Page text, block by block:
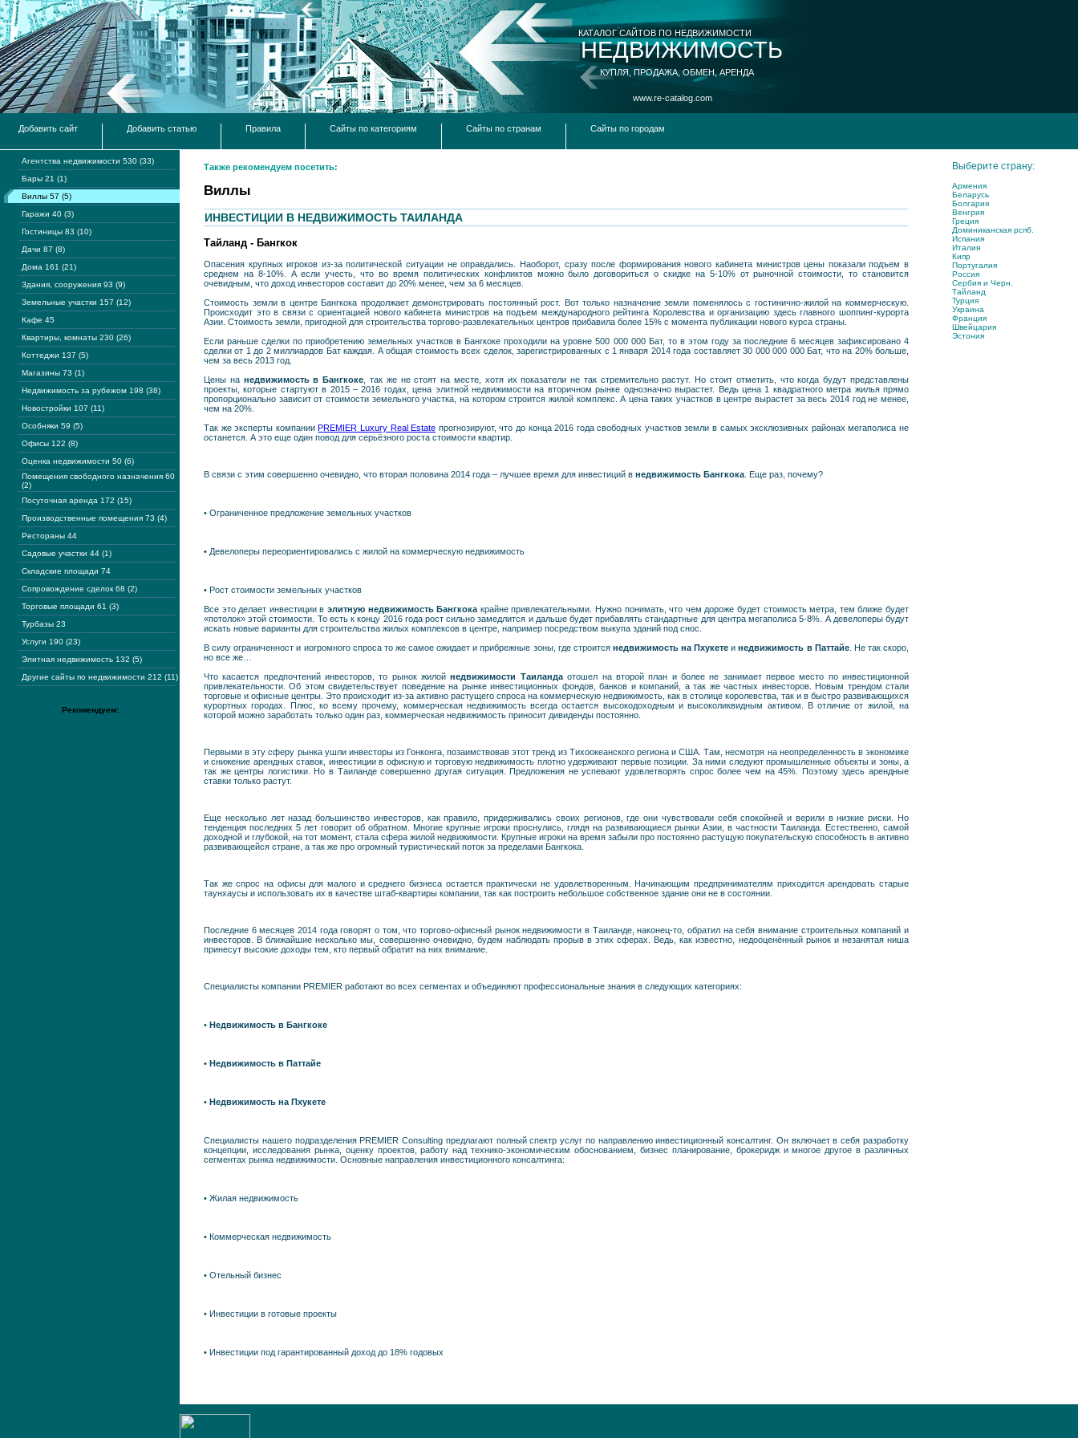
КАТАЛОГ САЙТОВ ПО НЕДВИЖИМОСТИ
НЕДВИЖИМОСТЬ
КУПЛЯ, ПРОДАЖА, ОБМЕН, АРЕНДА
www.re-catalog.com
Добавить сайт Добавить статью Правила Сайты по категориям Сайты по странам Сайты по городам
Агентства недвижимости 530 (33)
Бары 21 (1)
Виллы 57 (5)
Гаражи 40 (3)
Гостиницы 83 (10)
Дачи 87 (8)
Дома 161 (21)
Здания, сооружения 93 (9)
Земельные участки 157 (12)
Кафе 45
Квартиры, комнаты 230 (26)
Коттеджи 137 (5)
Магазины 73 (1)
Недвижимость за рубежом 198 (38)
Новостройки 107 (11)
Особняки 59 (5)
Офисы 122 (8)
Оценка недвижимости 50 (6)
Помещения свободного назначения 60
(2)
Посуточная аренда 172 (15)
Производственные помещения 73 (4)
Рестораны 44
Садовые участки 44 (1)
Складские площади 74
Сопровождение сделок 68 (2)
Торговые площади 61 (3)
Турбазы 23
Услуги 190 (23)
Элитная недвижимость 132 (5)
Другие сайты по недвижимости 212 (11)
Рекомендуем:
Также рекомендуем посетить:
Виллы
ИНВЕСТИЦИИ В НЕДВИЖИМОСТЬ ТАИЛАНДА
Тайланд - Бангкок
Опасения крупных игроков из-за политической ситуации не оправдались. Наоборот, сразу после формирования нового кабинета министров цены показали подъем в
среднем на 8-10%. А если учесть, что во время политических конфликтов можно было договориться о скидке на 5-10% от рыночной стоимости, то становится
очевидным, что доход инвесторов составит до 20% менее, чем за 6 месяцев.
Стоимость земли в центре Бангкока продолжает демонстрировать постоянный рост. Вот только назначение земли поменялось с гостинично-жилой на коммерческую.
Происходит это в связи с ориентацией нового кабинета министров на подъем международного рейтинга Королевства и организацию здесь главного шоппинг-курорта
Азии. Стоимость земли, пригодной для строительства торгово-развлекательных центров прибавила более 15% с момента публикации нового курса страны.
Если раньше сделки по приобретению земельных участков в Бангкоке проходили на уровне 500 000 000 Бат, то в этом году за последние 6 месяцев зафиксировано 4
сделки от 1 до 2 миллиардов Бат каждая. А общая стоимость всех сделок, зарегистрированных с 1 января 2014 года составляет 30 000 000 000 Бат, что на 20% больше,
чем за весь 2013 год.
Цены на недвижимость в Бангкоке , так же не стоят на месте, хотя их показатели не так стремительно растут. Но стоит отметить, что когда будут представлены
проекты, которые стартуют в 2015 – 2016 годах, цена элитной недвижимости на вторичном рынке однозначно вырастет. Ведь цена 1 квадратного метра жилья прямо
пропорционально зависит от стоимости земельного участка, на котором строится жилой комплекс. А цена таких участков в центре вырастет за весь 2014 год не менее,
чем на 20%.
Так же эксперты компанииPREMIER Luxury Real Estate прогнозируют, что до конца 2016 года свободных участков земли в самых эксклюзивных районах мегаполиса не
останется. А это еще один повод для серьёзного роста стоимости квартир.
В связи с этим совершенно очевидно, что вторая половина 2014 года – лучшее время для инвестиций в недвижимость Бангкока . Еще раз, почему?
• Ограниченное предложение земельных участков
• Девелоперы переориентировались с жилой на коммерческую недвижимость
• Рост стоимости земельных участков
Все это делает инвестиции в элитную недвижимость Бангкока крайне привлекательными. Нужно понимать, что чем дороже будет стоимость метра, тем ближе будет
«потолок» этой стоимости. То есть к концу 2016 года рост сильно замедлится и дальше будет прибавлять стандартные для центра мегаполиса 5-8%. А девелоперы будут
искать новые варианты для строительства жилых комплексов в центре, например посредством выкупа зданий под снос.
В силу ограниченност и иогромного спроса то же самое ожидает и прибрежные зоны, где строится недвижимость на Пхукете инедвижимость в Паттайе. Не так скоро,
но все же…
Что касается предпочтений инвесторов, то рынок жилойнедвижимости Таиландаотошел на второй план и более не занимает первое место по инвестиционной
привлекательности. Об этом свидетельствует поведение на рынке инвестиционных фондов, банков и компаний, а так же частных инвесторов. Новым трендом стали
торговые и офисные центры. Это происходит из-за активно растущего спроса на коммерческую недвижимость, как в столице королевства, так и в быстро развивающихся
курортных городах. Плюс, ко всему прочему, коммерческая недвижимость всегда остается высокодоходным и высоколиквидным активом. В отличие от жилой, на
которой можно заработать только один раз, коммерческая недвижимость приносит дивиденды постоянно.
Первыми в эту сферу рынка ушли инвесторы из Гонконга, позаимствовав этот тренд из Тихоокеанского региона и США. Там, несмотря на неопределенность в экономике
и снижение арендных ставок, инвестиции в офисную и торговую недвижимость плотно удерживают первые позиции. За ними следуют промышленные объекты и зоны, а
так же центры логистики. Но в Таиланде совершенно другая ситуация. Предложения не успевают удовлетворять спрос более чем на 45%. Поэтому здесь арендные
ставки только растут.
Еще несколько лет назад большинство инвесторов, как правило, придерживались своих регионов, где они чувствовали себя спокойней и верили в низкие риски. Но
тенденция последних 5 лет говорит об обратном. Многие крупные игроки проснулись, глядя на развивающиеся рынки Азии, в частности Таиланда. Естественно, самой
доходной и глубокой, на тот момент, стала сфера жилой недвижимости. Крупные игроки на время забыли про постоянно растущую покупательскую способность в активно
развивающейся стране, а так же про огромный туристический поток за пределами Бангкока.
Так же спрос на офисы для малого и среднего бизнеса остается практически не удовлетворенным. Начинающим предпринимателям приходится арендовать старые
таунхаусы и использовать их в качестве штаб-квартиры компании, так как построить небольшое собственное здание они не в состоянии.
Последние 6 месяцев 2014 года говорят о том, что торгово-офисный рынок недвижимости в Таиланде, наконец-то, обратил на себя внимание строительных компаний и
инвесторов. В ближайшие несколько мы, совершенно очевидно, будем наблюдать прорыв в этих сферах. Ведь, как известно, недооценённый рынок и незанятая ниша
принесут высокие доходы тем, кто первый обратит на них внимание.
Специалисты компании PREMIER работают во всех сегментах и объединяют профессиональные знания в следующих категориях:
• Недвижимость в Бангкоке
• Недвижимость в Паттайе
• Недвижимость на Пхукете
Специалисты нашего подразделения PREMIER Consulting предлагают полный спектр услуг по направлению инвестиционный консалтинг. Он включает в себя разработку
концепции, исследования рынка, оценку проектов, работу над технико-экономическим обоснованием, бизнес планирование, брокеридж и многое другое в различных
сегментах рынка недвижимости. Основные направления инвестиционного консалтинга:
• Жилая недвижимость
• Коммерческая недвижимость
• Отельный бизнес
• Инвестиции в готовые проекты
• Инвестиции под гарантированный доход до 18% годовых
Выберите страну:
Армения
Беларусь
Болгария
Венгрия
Греция
Доминиканская рспб.
Испания
Италия
Кипр
Португалия
Россия
Сербия и Черн.
Тайланд
Турция
Украина
Франция
Швейцария
Эстония